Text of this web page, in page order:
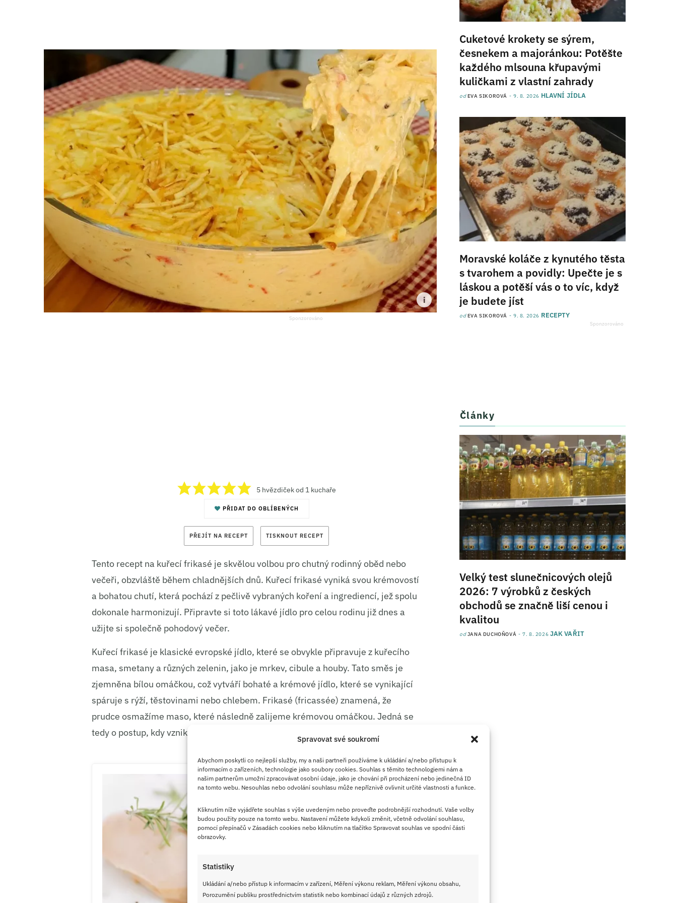
Spravovat své soukromí
Abychom poskytli co nejlepší služby, my a naši partneři používáme k ukládání a/nebo přístupu k
informacím o zařízeních, technologie jako soubory cookies. Souhlas s těmito technologiemi nám a
našim partnerům umožní zpracovávat osobní údaje, jako je chování při procházení nebo jedinečná ID
na tomto webu. Nesouhlas nebo odvolání souhlasu může nepříznivě ovlivnit určité vlastnosti a funkce.
Kliknutím níže vyjádřete souhlas s výše uvedeným nebo proveďte podrobnější rozhodnutí. Vaše volby
budou použity pouze na tomto webu. Nastavení můžete kdykoli změnit, včetně odvolání souhlasu,
pomocí přepínačů v Zásadách cookies nebo kliknutím na tlačítko Spravovat souhlas ve spodní části
obrazovky.
Statistiky
Ukládání a/nebo přístup k informacím v zařízení, Měření výkonu reklam, Měření výkonu obsahu,
Porozumění publiku prostřednictvím statistik nebo kombinací údajů z různých zdrojů.
5hvězdiček od 1 kuchaře
PŘIDAT DO OBLÍBENÝCH
PŘEJÍT NA RECEPT TISKNOUT RECEPT
Tento recept na kuřecí frikasé je skvělou volbou pro chutný rodinný oběd nebo
večeři, obzvláště během chladnějších dnů. Kuřecí frikasé vyniká svou krémovostí
a bohatou chutí, která pochází z pečlivě vybraných koření a ingrediencí, jež spolu
dokonale harmonizují. Připravte si toto lákavé jídlo pro celou rodinu již dnes a
užijte si společně pohodový večer.
Kuřecí frikasé je klasické evropské jídlo, které se obvykle připravuje z kuřecího
masa, smetany a různých zelenin, jako je mrkev, cibule a houby. Tato směs je
zjemněna bílou omáčkou, což vytváří bohaté a krémové jídlo, které se vynikající
spáruje s rýží, těstovinami nebo chlebem. Frikasé (fricassée) znamená, že
prudce osmažíme maso, které následně zalijeme krémovou omáčkou. Jedná se
tedy o postup, kdy vzniká přechod mezi soté a dušením.
Cuketové krokety se sýrem,
česnekem a majoránkou: Potěšte
každého mlsouna křupavými
kuličkami z vlastní zahrady
odEVA SIKOROVÁ 9. 8. 2026 HLAVNÍ JÍDLA
Moravské koláče z kynutého těsta
s tvarohem a povidly: Upečte je s
láskou a potěší vás o to víc, když
je budete jíst
odEVA SIKOROVÁ 9. 8. 2026 RECEPTY
Články
Velký test slunečnicových olejů
2026: 7 výrobků z českých
obchodů se značně liší cenou i
kvalitou
odJANA DUCHOŇOVÁ 7. 8. 2026 JAK VAŘIT